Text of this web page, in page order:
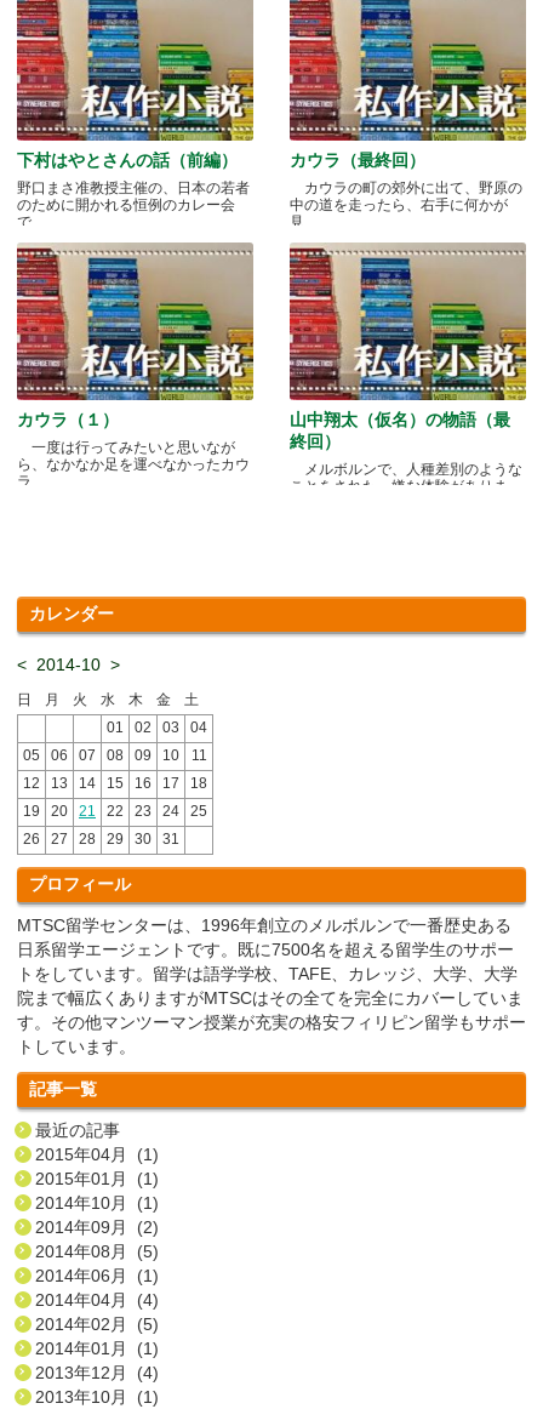
下村はやとさんの話（前編）
野口まさ准教授主催の、日本の若者
のために開かれる恒例のカレー会
で.....
カウラ（最終回）
カウラの町の郊外に出て、野原の
中の道を走ったら、右手に何かが
見.....
カウラ（１）
一度は行ってみたいと思いなが
ら、なかなか足を運べなかったカウ
ラ.....
山中翔太（仮名）の物語（最
終回）
メルボルンで、人種差別のような
ことをされた、嫌な体験がありま
カレンダー
< 2014-10 >
日 月 火 水 木 金
土
01
02 03
04
05
06 07 08 09 10
11
12
13 14 15 16 17
18
19
20 21 22 23 24
25
26
27 28 29 30 31
プロフィール
MTSC留学センターは、1996年創立のメルボルンで一番歴史ある
日系留学エージェントです。既に7500名を超える留学生のサポー
トをしています。留学は語学学校、TAFE、カレッジ、大学、大学
院まで幅広くありますがMTSCはその全てを完全にカバーしていま
す。その他マンツーマン授業が充実の格安フィリピン留学もサポー
トしています。
記事一覧
最近の記事
2015年04月 (1)
2015年01月 (1)
2014年10月 (1)
2014年09月 (2)
2014年08月 (5)
2014年06月 (1)
2014年04月 (4)
2014年02月 (5)
2014年01月 (1)
2013年12月 (4)
2013年10月 (1)